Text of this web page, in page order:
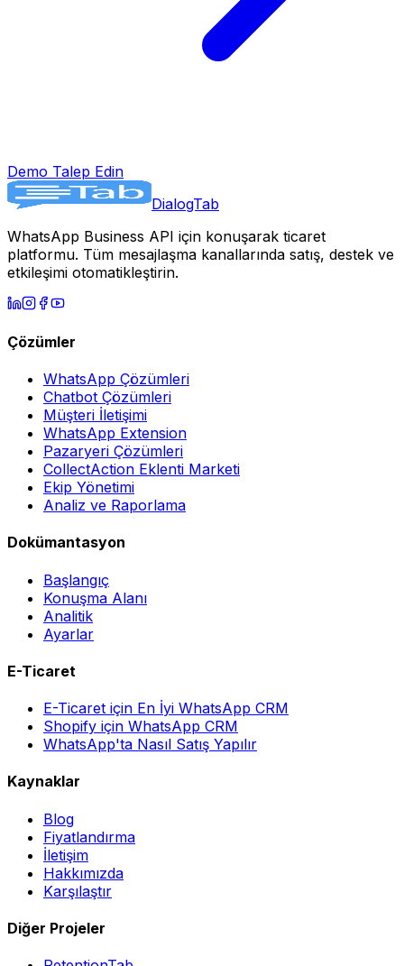
Demo Talep Edin
DialogTab
WhatsApp Business API için konuşarak ticaret
platformu. Tüm mesajlaşma kanallarında satış, destek ve
etkileşimi otomatikleştirin.
Çözümler
WhatsApp Çözümleri
Chatbot Çözümleri
Müşteri İletişimi
WhatsApp Extension
Pazaryeri Çözümleri
CollectAction Eklenti Marketi
Ekip Yönetimi
Analiz ve Raporlama
Dokümantasyon
Başlangıç
Konuşma Alanı
Analitik
Ayarlar
E-Ticaret
E-Ticaret için En İyi WhatsApp CRM
Shopify için WhatsApp CRM
WhatsApp'ta Nasıl Satış Yapılır
Kaynaklar
Blog
Fiyatlandırma
İletişim
Hakkımızda
Karşılaştır
Diğer Projeler